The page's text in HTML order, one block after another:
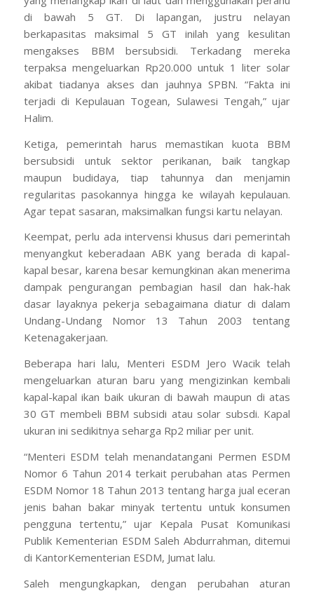
di bawah 5 GT. Di lapangan, justru nelayan
berkapasitas maksimal 5 GT inilah yang kesulitan
mengakses BBM bersubsidi. Terkadang mereka
terpaksa mengeluarkan Rp20.000 untuk 1 liter solar
akibat tiadanya akses dan jauhnya SPBN. “Fakta ini
terjadi di Kepulauan Togean, Sulawesi Tengah,” ujar
Halim.
Ketiga, pemerintah harus memastikan kuota BBM
bersubsidi untuk sektor perikanan, baik tangkap
maupun budidaya, tiap tahunnya dan menjamin
regularitas pasokannya hingga ke wilayah kepulauan.
Agar tepat sasaran, maksimalkan fungsi kartu nelayan.
Keempat, perlu ada intervensi khusus dari pemerintah
menyangkut keberadaan ABK yang berada di kapal-
kapal besar, karena besar kemungkinan akan menerima
dampak pengurangan pembagian hasil dan hak-hak
dasar layaknya pekerja sebagaimana diatur di dalam
Undang-Undang Nomor 13 Tahun 2003 tentang
Ketenagakerjaan.
Beberapa hari lalu, Menteri ESDM Jero Wacik telah
mengeluarkan aturan baru yang mengizinkan kembali
kapal-kapal ikan baik ukuran di bawah maupun di atas
30 GT membeli BBM subsidi atau solar subsdi. Kapal
ukuran ini sedikitnya seharga Rp2 miliar per unit.
“Menteri ESDM telah menandatangani Permen ESDM
Nomor 6 Tahun 2014 terkait perubahan atas Permen
ESDM Nomor 18 Tahun 2013 tentang harga jual eceran
jenis bahan bakar minyak tertentu untuk konsumen
pengguna tertentu,” ujar Kepala Pusat Komunikasi
Publik Kementerian ESDM Saleh Abdurrahman, ditemui
di KantorKementerian ESDM, Jumat lalu.
Saleh mengungkapkan, dengan perubahan aturan